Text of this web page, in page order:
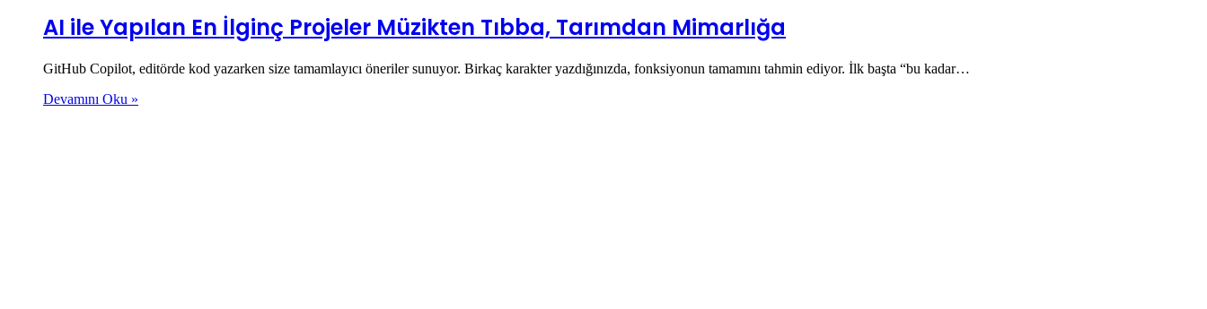
AI ile Yapılan En İlginç Projeler Müzikten Tıbba, Tarımdan Mimarlığa
GitHub Copilot, editörde kod yazarken size tamamlayıcı öneriler sunuyor. Birkaç karakter yazdığınızda, fonksiyonun tamamını tahmin ediyor. İlk başta “bu kadar…
Devamını Oku »